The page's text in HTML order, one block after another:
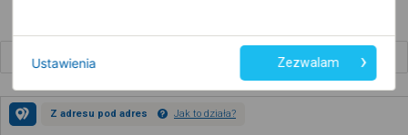
Z adresu pod adres Jak to działa?
Ustawienia Zezwalam